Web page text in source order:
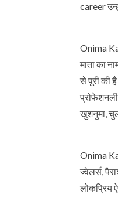
career
Onima
माता का
से पूरी की
खुशनुमा,
Onima
ज्वेलर्स,
लोकप्रिय